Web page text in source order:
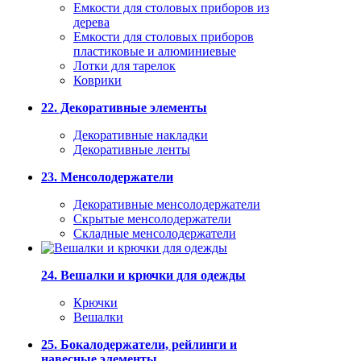
Емкости для столовых приборов из
дерева
Емкости для столовых приборов
пластиковые и алюминиевые
Лотки для тарелок
Коврики
22. Декоративные элементы
Декоративные накладки
Декоративные ленты
23. Менсолодержатели
Декоративные менсолодержатели
Скрытые менсолодержатели
Складные менсолодержатели
24. Вешалки и крючки для одежды
Крючки
Вешалки
25. Бокалодержатели, рейлинги и